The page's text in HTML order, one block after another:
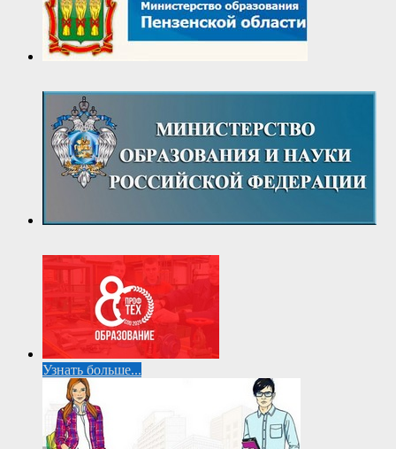
Узнать больше...